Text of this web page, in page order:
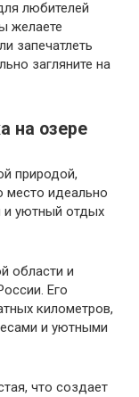
любителей
желаете
запечатлеть
загляните на
на озере
природой,
идеально
и уютный отдых
области и
Его
километров,
и уютными
что создает